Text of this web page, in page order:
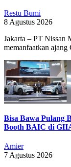
Restu Bumi
8 Agustus 2026
Jakarta – PT
memanfaatkan
Bisa Bawa Pulang
Booth BAIC di
Amier
7 Agustus 2026